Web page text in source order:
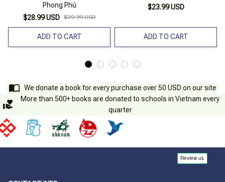
Phong Phú
$28.99 USD $39.99 USD
ADD TO CART
$23.99 USD
ADD TO CART
We donate a book for every purchase over 50 USD on our site
More than 500+ books are donated to schools in Vietnam every
quarter